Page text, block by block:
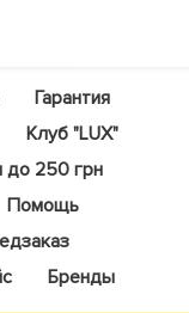
Гарантия
Клуб "LUX"
до 250 грн
Помощь
Бренды